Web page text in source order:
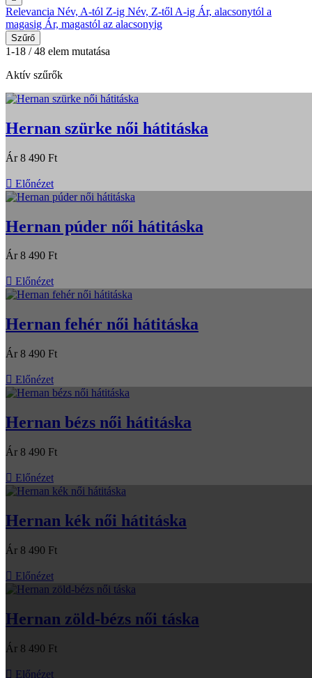
Relevancia Név, A-tól Z-ig Név, Z-től A-ig Ár, alacsonytól a
magasig Ár, magastól az alacsonyig
Szűrő
1-18 / 48 elem mutatása
Aktív szűrők
Hernan szürke női hátitáska
Ár 8 490 Ft
 Előnézet
Hernan púder női hátitáska
Ár 8 490 Ft
 Előnézet
Hernan fehér női hátitáska
Ár 8 490 Ft
 Előnézet
Hernan bézs női hátitáska
Ár 8 490 Ft
 Előnézet
Hernan kék női hátitáska
Ár 8 490 Ft
 Előnézet
Hernan zöld-bézs női táska
Ár 8 490 Ft
 Előnézet